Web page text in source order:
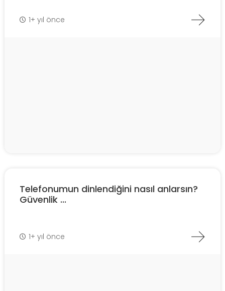
1+ yıl önce
Telefonumun dinlendiğini nasıl anlarsın?
Güvenlik ...
1+ yıl önce